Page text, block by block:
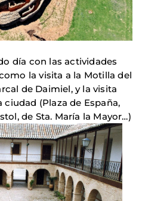
día con las actividades
la visita a la Motilla del
de Daimiel, y la visita
(Plaza de España,
de Sta. María la Mayor…)